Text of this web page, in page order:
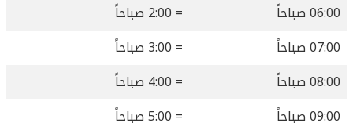
06:00 صباحاً
= 2:00 صباحاً
07:00 صباحاً
= 3:00 صباحاً
08:00 صباحاً
= 4:00 صباحاً
09:00 صباحاً
= 5:00 صباحاً